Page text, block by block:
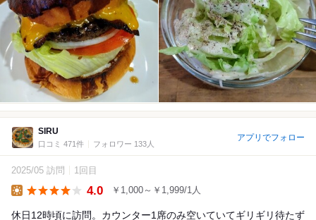
SIRU
口コミ 471件 フォロワー 133人
アプリでフォロー
2025/05 訪問 1回目
4.0 ￥1,000～￥1,999/1人
休日12時頃に訪問。カウンター1席のみ空いていてギリギリ待たず